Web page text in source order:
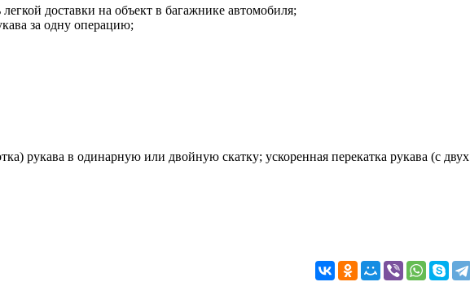
доставки на объект в багажнике автомобиля;
за одну операцию;
рукава в одинарную или двойную скатку; ускоренная перекатка рукава (с двух